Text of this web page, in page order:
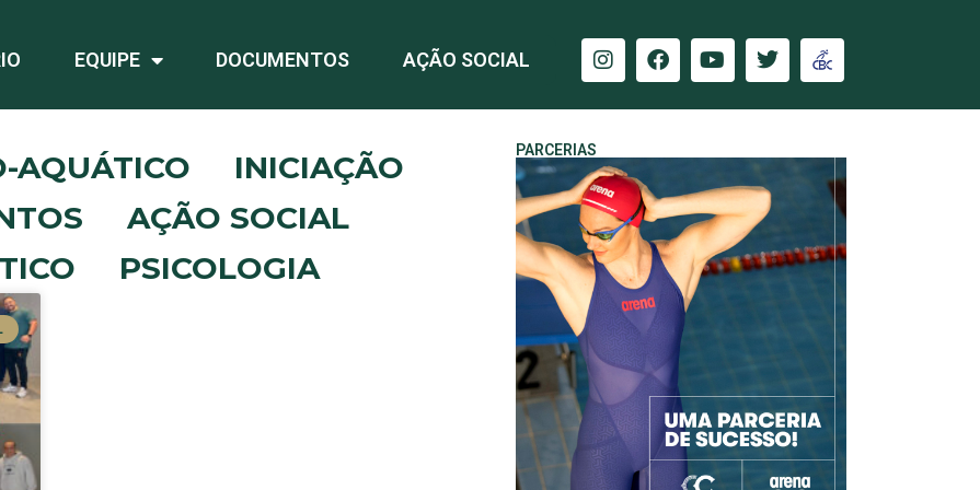
EQUIPE DOCUMENTOS AÇÃO SOCIAL
AQUÁTICO
INICIAÇÃO
AÇÃO SOCIAL
PSICOLOGIA
PARCERIAS